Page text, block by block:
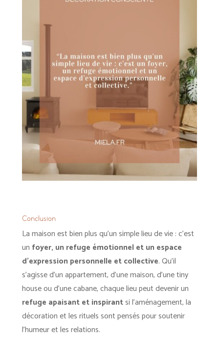
Conclusion
La maison est bien plus qu’un simple lieu de vie : c’est
un foyer, un refuge émotionnel et un espace
d’expression personnelle et collective. Qu’il
s’agisse d’un appartement, d’une maison, d’une tiny
house ou d’une cabane, chaque lieu peut devenir un
refuge apaisant et inspirantsi l’aménagement, la
décoration et les rituels sont pensés pour soutenir
l’humeur et les relations.